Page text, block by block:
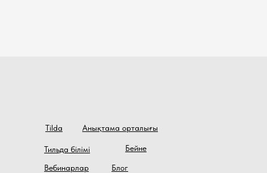
Tilda Анықтама орталығы
Тильда білімі Бейне
Вебинарлар Блог